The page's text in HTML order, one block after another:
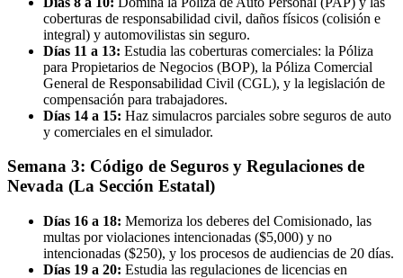
coberturas de responsabilidad civil, daños físicos (colisión e
integral) y automovilistas sin seguro.
Días 11 a 13: Estudia las coberturas comerciales: la Póliza
para Propietarios de Negocios (BOP), la Póliza Comercial
General de Responsabilidad Civil (CGL), y la legislación de
compensación para trabajadores.
Días 14 a 15: Haz simulacros parciales sobre seguros de auto
y comerciales en el simulador.
Semana 3: Código de Seguros y Regulaciones de
Nevada (La Sección Estatal)
Días 16 a 18: Memoriza los deberes del Comisionado, las
multas por violaciones intencionadas ($5,000) y no
intencionadas ($250), y los procesos de audiencias de 20 días.
Días 19 a 20: Estudia las regulaciones de licencias en